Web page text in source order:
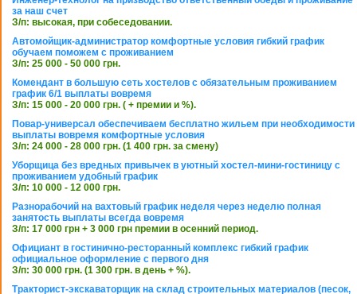
за наш счет
З/п: высокая, при собеседовании.
Автомойщик-администратор комфортные условия гибкий график
обучаем поможем с проживанием
З/п: 25 000 - 50 000 грн.
Комендант в большую сеть хостелов с обязательным проживанием
график 6/1 выплаты вовремя
З/п: 15 000 - 20 000 грн. ( + премии и %).
Повар-универсал обеспечиваем бесплатно жильем при необходимости
выплаты вовремя комфортные условия
З/п: 24 000 - 28 000 грн. (1 400 грн. за смену)
Уборщица без вредных привычек в уютный хостел-мини-гостиницу с
проживанием удобный график
З/п: 10 000 - 12 000 грн.
Разнорабочий на вахтовый график неделя через неделю полная
занятость выплаты всегда вовремя
З/п: 17 000 грн + 3 000 грн премии в осенний период.
Официант в гостинично-ресторанный комплекс гибкий график
официальное оформление с первого дня
З/п: 30 000 грн. (1 300 грн. в день + %).
Тракторист-экскаваторщик на склад строительных материалов (песок,